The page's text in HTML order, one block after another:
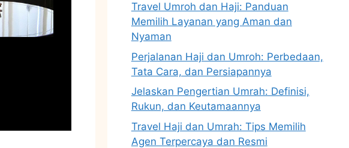
Travel Umroh dan Haji: Panduan
Memilih Layanan yang Aman dan
Nyaman
Perjalanan Haji dan Umroh: Perbedaan,
Tata Cara, dan Persiapannya
Jelaskan Pengertian Umrah: Definisi,
Rukun, dan Keutamaannya
Travel Haji dan Umrah: Tips Memilih
Agen Terpercaya dan Resmi